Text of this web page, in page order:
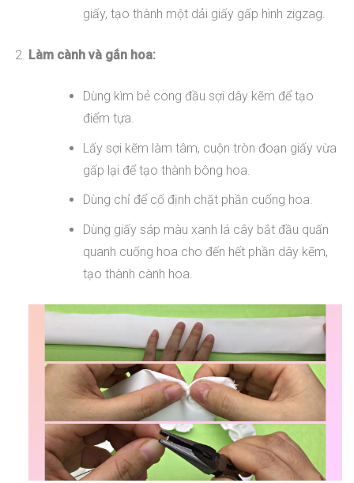
giấy, tạo thành một dải giấy gấp hình zigzag.
Làm cành và gắn hoa:
Dùng kìm bẻ cong đầu sợi dây kẽm để tạo
điểm tựa.
Lấy sợi kẽm làm tâm, cuộn tròn đoạn giấy vừa
gấp lại để tạo thành bông hoa.
Dùng chỉ để cố định chặt phần cuống hoa.
Dùng giấy sáp màu xanh lá cây bắt đầu quấn
quanh cuống hoa cho đến hết phần dây kẽm,
tạo thành cành hoa.